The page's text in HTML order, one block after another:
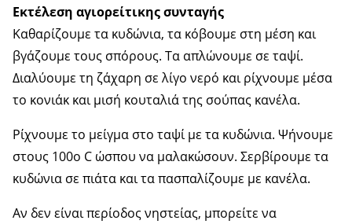
Εκτέλεση αγιορείτικης συνταγής
Καθαρίζουμε τα κυδώνια, τα κόβουμε στη μέση και
βγάζουμε τους σπόρους. Τα απλώνουμε σε ταψί.
Διαλύουμε τη ζάχαρη σε λίγο νερό και ρίχνουμε μέσα
το κονιάκ και μισή κουταλιά της σούπας κανέλα.
Ρίχνουμε το μείγμα στο ταψί με τα κυδώνια. Ψήνουμε
στους 100ο C ώσπου να μαλακώσουν. Σερβίρουμε τα
κυδώνια σε πιάτα και τα πασπαλίζουμε με κανέλα.
Αν δεν είναι περίοδος νηστείας, μπορείτε να